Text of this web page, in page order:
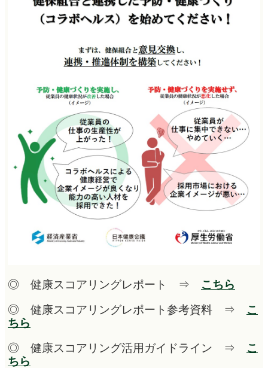
◎ 健康スコアリングレポート ⇒ こちら
◎ 健康スコアリングレポート参考資料 ⇒ こ
ちら
◎ 健康スコアリング活用ガイドライン ⇒ こ
ちら